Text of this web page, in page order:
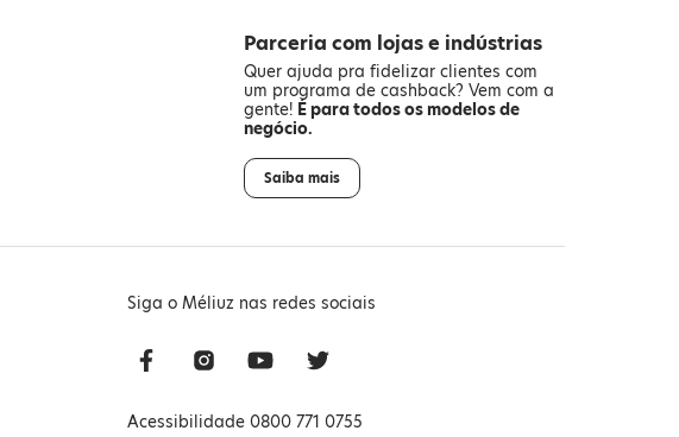
Parceria com lojas e indústrias
Quer ajuda pra fidelizar clientes com
um programa de cashback? Vem com a
gente! É para todos os modelos de
negócio.
Saiba mais
Siga o Méliuz nas redes sociais
Acessibilidade 0800 771 0755